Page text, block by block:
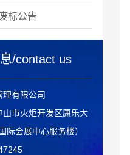
综合楼）电脑室采购
目公告
项目招标公告
工程造价咨询单位服
购项目招标公告
区建设发展有限公司
星维修工程服务资
项目招标公告
濠泗）变电站土地
程招标公告
（体育中心）天面渗
工程招标公告
语学校运动场改造
招标公告
亩土地公开出租招标
公告
语学校舞台扩声及
毒、除四害）服务外
的澄清公告
国语学校安保服务外
的澄清文件
国语学校物业（保
毒、除四害）服务外
疑及澄清文件
工程造价咨询单位服
的澄清及更正公告
建设发展有限公司
作服务采购项目的
及更正公告
内首层地面下沉维
工程答疑
国语学校舞台扩声及
采购项目中标（成
）公告
集团有限公司香晖翠
中标（成交）公告
国语学校安保服务外
中标结果公告
国语学校物业（保
、除四害）服务外
中标结果公告
心1#至10#公寓楼地
维修工程 中标（成
大厦、太阳城及会
标公告
集团有限公司香晖翠
目流标公告
/contact us
理有限公司
山市火炬开发区康乐大
际会展中心服务楼）